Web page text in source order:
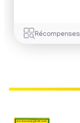
Récompenses